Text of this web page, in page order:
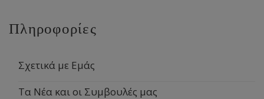
Πληροφορίες
Σχετικά με Εμάς
Τα Νέα και οι Συμβουλές μας